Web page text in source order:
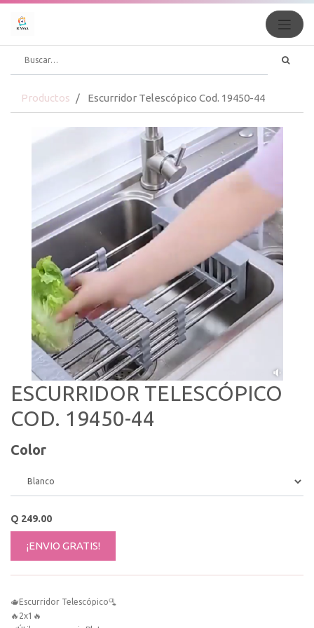
Productos Escurridor Telescópico Cod. 19450-44
ESCURRIDOR TELESCÓPICO
COD. 19450-44
Color
Q 249.00
¡ENVIO GRATIS!
🫖Escurridor Telescópico🫗
🔥2x1🔥